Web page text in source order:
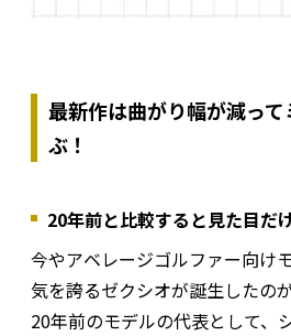
最新作は曲がり幅が減っ
ぶ！
20年前と比較すると見た目だ
今やアベレージゴルファー向け
気を誇るゼクシオが誕生したの
20年前のモデルの代表として、